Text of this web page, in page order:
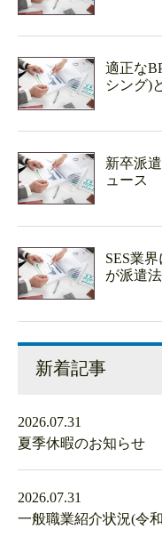
適正な
シング)
新卒派
ュース
SES業
が派遣
新着記事
2026.07.31
夏季休暇のお知らせ
2026.07.31
一般職業紹介状況(令